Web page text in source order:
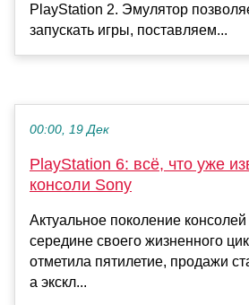
PlayStation 2. Эмулятор
запускать игры, поставляем...
00:00, 19 Дек
PlayStation 6: всё, что уже
консоли Sony
Актуальное поколение
середине своего жизненного
отметила пятилетие, продажи
а экскл...